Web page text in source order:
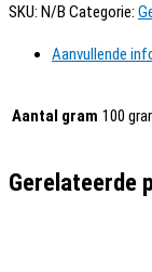
SKU: N/B Categorie:
Aanvullende
Aantal gram 100
Gerelateerde